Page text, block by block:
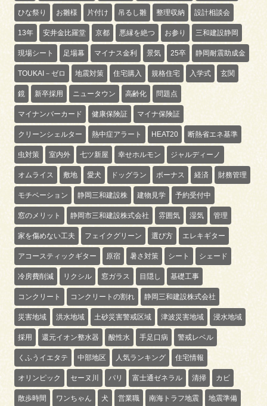
ひな祭り お雛様 片付け 吊るし雛 整理収納 設計相談会
13年 安井金比羅堂 京都 悪縁を絶つ お参り 三和建設静岡
現場シート 足場幕 マイナス金利 景気 25卒 静岡耐震助成金
TOUKAI－ゼロ 地震対策 住宅購入 規格住宅 入学式 玄関
鏡 新卒採用 ニュータウン 高齢化 問題点
マイナンバーカード 健康保険証 マイナ保険証
クリーンシェルター 熱中症アラート HEAT20 断熱省エネ基準
虫対策 室内外 七ツ新屋 幸せホルモン ジャルディーノ
オムライス 敷地 愛犬 ドッグラン ボーナス 経済 財務管理
モチベーション 静岡三和建設株 建物見学 予約受付中
窓のメリット 静岡市三和建設株式会社 雰囲気 湿気 管理
家を傷めない工夫 フェイクグリーン 選び方 エレキギター
アコースティックギター 原宿 暑さ対策 シート シェード
冷房費削減 リクシル 窓ガラス 目隠し 基礎工事
コンクリート コンクリートの割れ 静岡三和建設株式会社
災害地域 洪水地域 土砂災害警戒区域 津波災害地域 浸水地域
採用 還元イオン整水器 酸性水 手足口病 警戒レベル
くふうイエタテ 中部地区 人気ランキング 住宅情報
オリンピック セーヌ川 パリ 富士通ゼネラル 清掃 カビ
散歩時間 ワンちゃん 犬 営業職 南海トラフ地震 地震準備